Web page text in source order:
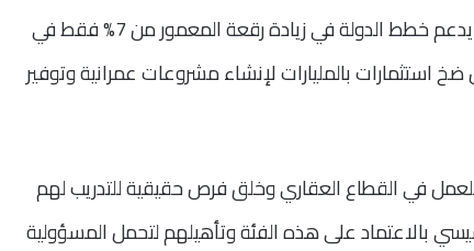
وأوضح أن انتعاش القطاع العقاري سوف يدعم خطط الدولة في زيادة رقعة المعمور من 7% فقط في
إلى 14% عام 2052 من خلال ضخ استثمارات بالمليارات لإنشاء مشروعات عمرانية وتوفير
في القطاع العقاري وخلق فرص حقيقية للتدريب لهم
بالاعتماد على هذه الفئة وتأهيلهم لتحمل المسؤولية